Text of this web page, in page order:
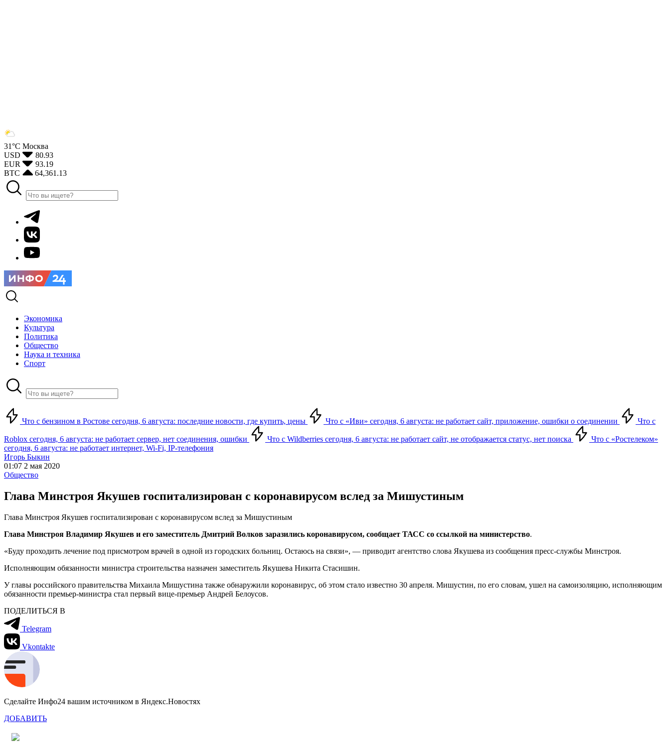
31°С Москва
USD
80.93
EUR
93.19
BTC
64,361.13
Экономика
Культура
Политика
Общество
Наука и техника
Спорт
Что с бензином в Ростове сегодня, 6 августа: последние новости, где купить, цены Что с «Иви» сегодня, 6 августа: не работает сайт, приложение, ошибки о соединении Что с
Roblox сегодня, 6 августа: не работает сервер, нет соединения, ошибки Что с Wildberries сегодня, 6 августа: не работает сайт, не отображается статус, нет поиска
Что с «Ростелеком»
сегодня, 6 августа: не работает интернет, Wi-Fi, IP-телефония
Игорь Быкин
01:07 2 мая 2020
Общество
Глава Минстроя Якушев госпитализирован с коронавирусом вслед за Мишустиным
Глава Минстроя Якушев госпитализирован с коронавирусом вслед за Мишустиным
Глава Минстроя Владимир Якушев и его заместитель Дмитрий Волков заразились коронавирусом, сообщает ТАСС со ссылкой на министерство.
«Буду проходить лечение под присмотром врачей в одной из городских больниц. Остаюсь на связи», — приводит агентство слова Якушева из сообщения пресс-службы Минстроя.
Исполняющим обязанности министра строительства назначен заместитель Якушева Никита Стасишин.
У главы российского правительства Михаила Мишустина также обнаружили коронавирус, об этом стало известно 30 апреля. Мишустин, по его словам, ушел на самоизоляцию, исполняющим
обязанности премьер-министра стал первый вице-премьер Андрей Белоусов.
ПОДЕЛИТЬСЯ В
Telegram
Vkontakte
Сделайте Инфо24 вашим источником в Яндекс.Новостях
ДОБАВИТЬ